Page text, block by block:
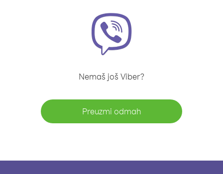
Nemaš još Viber?
Preuzmi odmah